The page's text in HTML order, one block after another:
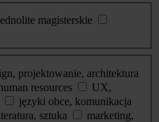
magisterskie
projektowanie, architektura
resources
UX,
języki obce, komunikacja
sztuka
marketing,